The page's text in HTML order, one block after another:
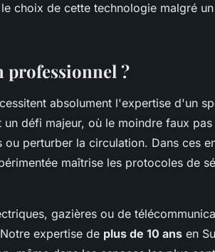
choix de cette technologie malgré
professionnel ?
absolument l'expertise d'un
un défi majeur, où le moindre faux
perturber la circulation. Dans ces
maîtrise les protocoles de
gazières ou de
expertise de plus de 10 ans en